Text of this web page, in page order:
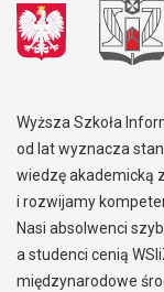
Wyższa Szkoła
od lat wyznacza
wiedzę akademicką
i rozwijamy
Nasi absolwenci
a studenci cenią
międzynarodowe